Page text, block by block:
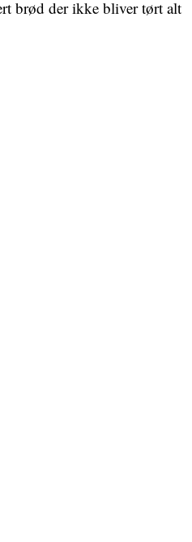
brød der ikke bliver tørt alt